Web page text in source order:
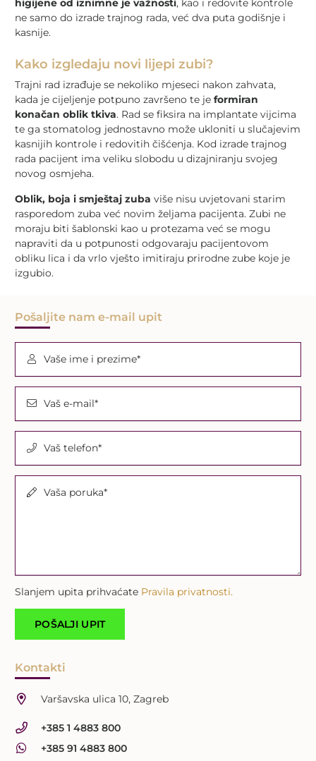
higijene od iznimne je važnosti, kao i redovite kontrole
ne samo do izrade trajnog rada, već dva puta godišnje i
kasnije.
Kako izgledaju novi lijepi zubi?
Trajni rad izrađuje se nekoliko mjeseci nakon zahvata,
kada je cijeljenje potpuno završeno te je formiran
konačan oblik tkiva. Rad se fiksira na implantate vijcima
te ga stomatolog jednostavno može ukloniti u slučajevim
kasnijih kontrole i redovitih čišćenja. Kod izrade trajnog
rada pacijent ima veliku slobodu u dizajniranju svojeg
novog osmjeha.
Oblik, boja i smještaj zuba više nisu uvjetovani starim
rasporedom zuba već novim željama pacijenta. Zubi ne
moraju biti šablonski kao u protezama već se mogu
napraviti da u potpunosti odgovaraju pacijentovom
obliku lica i da vrlo vješto imitiraju prirodne zube koje je
izgubio.
Pošaljite nam e-mail upit
Vaše ime i prezime*
Vaš e-mail*
Vaš telefon*
Vaša poruka*
Slanjem upita prihvaćate Pravila privatnosti.
Kontakti
Varšavska ulica 10, Zagreb
+385 1 4883 800
+385 91 4883 800